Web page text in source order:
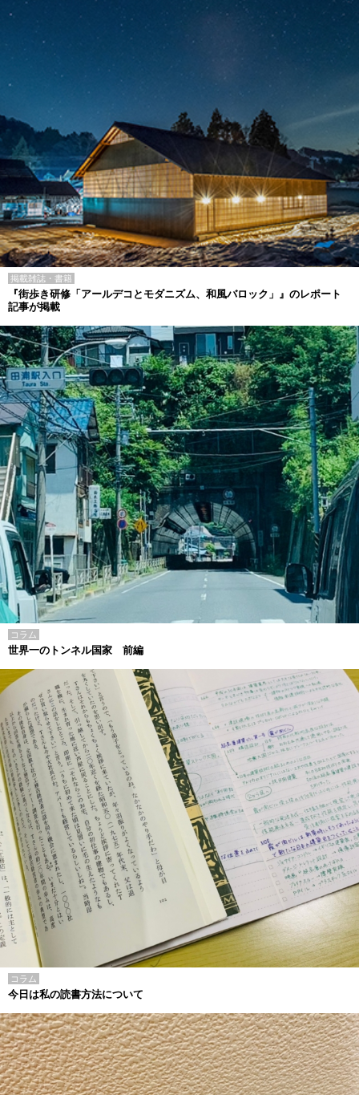
掲載雑誌・書籍
『街歩き研修「アールデコとモダニズム、和風バロック」』のレポート
記事が掲載
コラム
世界一のトンネル国家 前編
コラム
今日は私の読書方法について